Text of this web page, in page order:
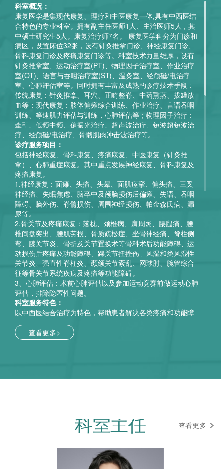
科室概况：
康复医学是集现代康复、理疗和中医康复一体,具有中西医结
合特色的专业科室。拥有副主任医师1人、主治医师5人，其
中硕士研究生5人。康复治疗师7名。 康复医学科分为门诊和
病区，设置床位32张，设有针灸推拿门诊、神经康复门诊、
骨科康复门诊及疼痛康复门诊等。科室技术力量雄厚，设有
针灸推拿室、运动治疗室(PT)、物理因子治疗室、作业治疗
室(OT)、语言与吞咽治疗室(ST)、温灸室、经颅磁/电治疗
室、心肺评估室等。同时拥有丰富及成熟的诊疗技术手段：
传统康复：针灸推拿、耳穴、正畸整脊、中药熏蒸、拔罐放
血等；现代康复：肢体偏瘫综合训练、作业治疗、言语吞咽
训练、等速肌力评估与训练，心肺评估等；物理因子治疗：
牵引、低频中频、偏振光治疗、超声波治疗、短波超短波治
疗、经颅磁/电治疗、骨骼肌肉冲击波治疗等。
诊疗服务项目：
包括神经康复、骨科康复、疼痛康复、中医康复（针灸推
拿）、心肺重症康复。其中重点发展神经康复、骨科康复及
疼痛康复。
1.神经康复：面瘫、头痛、头晕、面肌痉挛、偏头痛、三叉
神经痛、失眠焦虑、脑卒中及颅脑损伤后偏瘫、失语、吞咽
障碍、脑外伤、脊髓损伤、周围神经损伤、帕金森氏病、漏
尿等。
2.骨关节及疼痛康复：落枕、颈椎病、肩周炎、腰腿痛、腰
椎间盘突出、腰肌劳损、骨质疏松症、坐骨神经痛、脊柱侧
弯、膝关节炎、骨折及关节置换术等骨科术后功能障碍、运
动损伤后疼痛及功能障碍、踝关节扭挫伤、风湿和类风湿性
关节炎、强直性脊柱炎、颞颌关节紊乱、网球肘、腕管综合
征等骨关节系统疾病及疼痛等功能障碍。
3、心肺评估：术前心肺评估以及参加运动竞赛前做运动心肺
评估，排除隐匿性问题。
科室服务特色：
以中西医结合治疗为特色，帮助患者解决各类疼痛和功能障
浮针、火针）、推拿、灸法结合骨骼肌肉疼痛冲击波治疗、
微波、中频治疗仪等多种理疗设备，有效治疗各类颈肩腰腿
法和物理治疗（PT）、言语治疗（ST）、作业治疗(OT)结合
在现代治疗技术上，熟练运用超声引导下关节腔注射、肉毒
素注射等国内领先的特色技术。
查看更多>
科室主任 查看更多